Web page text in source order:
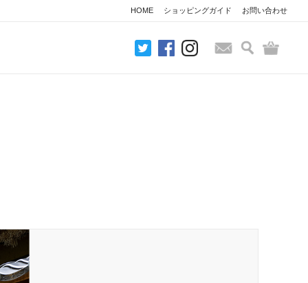
HOME ショッピングガイド お問い合わせ
お問い合わせ
検索